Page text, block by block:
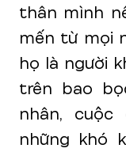
thân mình
mến từ mọi
họ là người
trên bao
nhân,
những khó